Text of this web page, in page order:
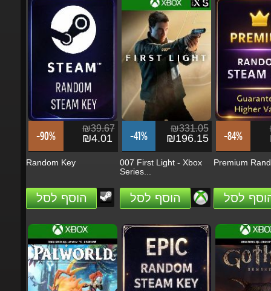
-25%
₪236.46
₪176.68
BLUE REFLECTION
Quartet
הזמן
-4%
₪331.04
₪318.38
God of War Laufey -
PS5 (Digital...
הזמן
-0%
₪236.46
₪236.26 -3%
₪189.16
₪183.95
-90%
₪39.67
₪4.01
Random Key
הוסף לסל
-41%
₪331.05
₪196.15
007 First Light - Xbox
Series...
הוסף לסל
-84%
Premium
הוסף לסל